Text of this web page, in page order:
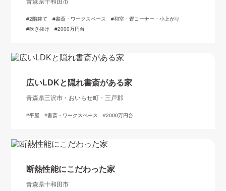
青森県十和田市
2階建て 書斎・ワークスペース
和室・畳コーナー・小上がり
吹き抜け
2000万円台
広いLDKと隠れ書斎がある家
青森県三沢市・おいらせ町・三戸郡
平屋 書斎・ワークスペース 2000万円台
断熱性能にこだわった家
青森県十和田市